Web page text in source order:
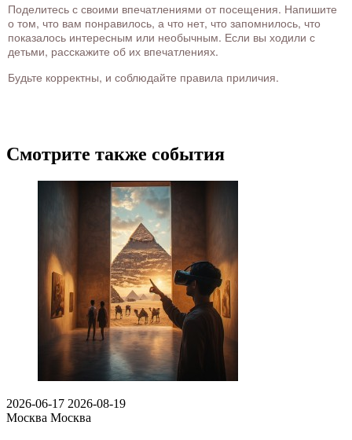
Поделитесь с своими впечатлениями от посещения. Напишите
о том, что вам понравилось, а что нет, что запомнилось, что
показалось интересным или необычным. Если вы ходили с
детьми, расскажите об их впечатлениях.
Будьте корректны, и соблюдайте правила приличия.
Смотрите также события
2026-06-17 2026-08-19
Москва Москва